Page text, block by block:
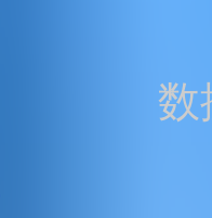
数